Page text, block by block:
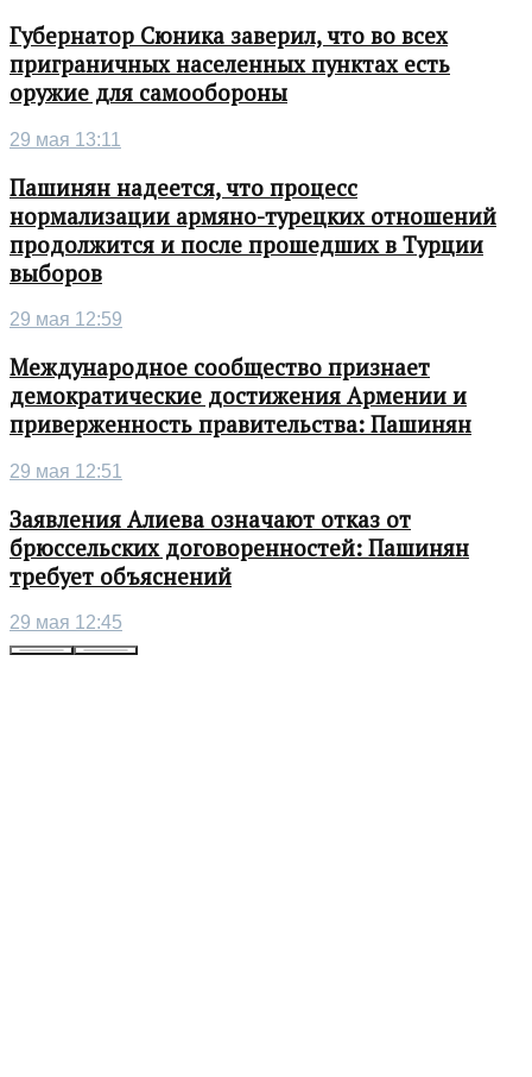
Губернатор Сюника заверил, что во всех
приграничных населенных пунктах есть
оружие для самообороны
29 мая 13:11
Пашинян надеется, что процесс
нормализации армяно-турецких отношений
продолжится и после прошедших в Турции
выборов
29 мая 12:59
Международное сообщество признает
демократические достижения Армении и
приверженность правительства: Пашинян
29 мая 12:51
Заявления Алиева означают отказ от
брюссельских договоренностей: Пашинян
требует объяснений
29 мая 12:45